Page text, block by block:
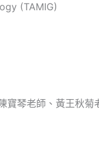
(TAMIG)
寶琴老師、黃王秋菊